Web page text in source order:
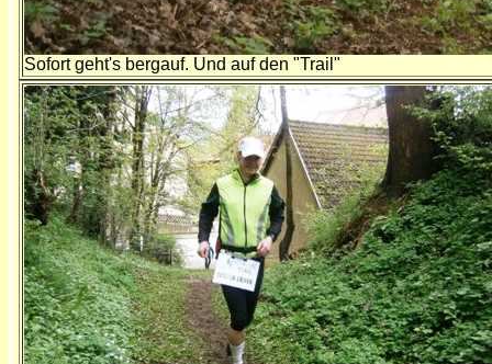
Sofort geht's bergauf. Und auf den "Trail"